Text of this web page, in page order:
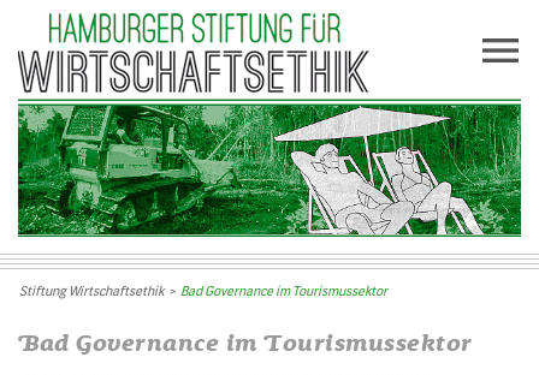
Stiftung Wirtschaftsethik> Bad Governance im Tourismussektor
Bad Governance im Tourismussektor